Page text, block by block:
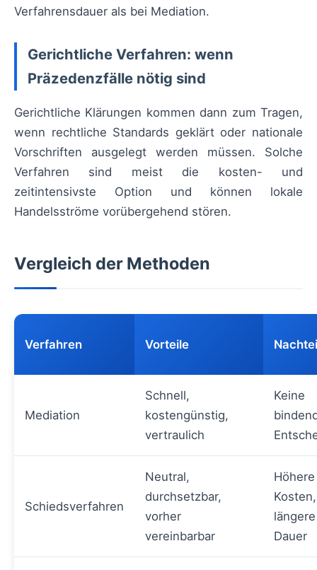
Verfahrensdauer als bei Mediation.
Gerichtliche Verfahren: wenn
Präzedenzfälle nötig sind
Gerichtliche Klärungen kommen dann zum Tragen,
wenn rechtliche Standards geklärt oder nationale
Vorschriften ausgelegt werden müssen. Solche
Verfahren sind meist die kosten- und
zeitintensivste Option und können lokale
Handelsströme vorübergehend stören.
Vergleich der Methoden
Verfahren Vorteile
Mediation
Schnell,
kostengünstig,
vertraulich
Keine
Schiedsverfahren
Neutral,
durchsetzbar,
vorher
vereinbarbar
Höhere
Kosten,
längere
Dauer